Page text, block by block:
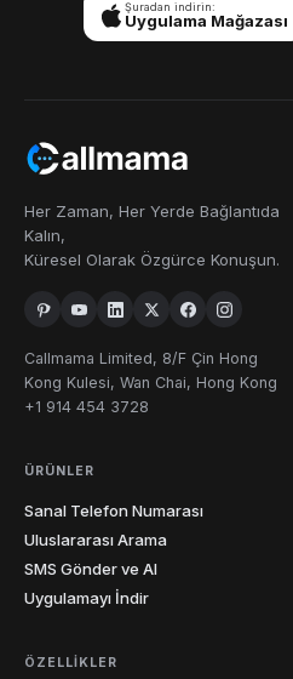
Şuradan indirin:
Uygulama Mağazası
Her Zaman, Her Yerde Bağlantıda
Kalın,
Küresel Olarak Özgürce Konuşun.
Callmama Limited, 8/F Çin Hong
Kong Kulesi, Wan Chai, Hong Kong
+1 914 454 3728
ÜRÜNLER
Sanal Telefon Numarası
Uluslararası Arama
SMS Gönder ve Al
Uygulamayı İndir
ÖZELLIKLER